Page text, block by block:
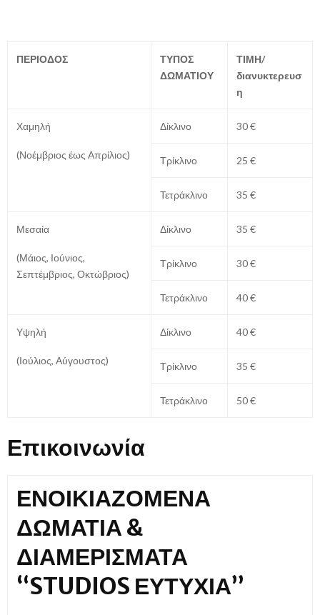
ΠΕΡΙΟΔΟΣ
ΤΥΠΟΣ
ΔΩΜΑΤΙΟΥ
ΤΙΜΗ/
διανυκτερευσ
η
Χαμηλή
(Νοέμβριος έως Απρίλιος)
Δίκλινο 30 €
Τρίκλινο 25 €
Τετράκλινο 35 €
Μεσαία
(Μάιος, Ιούνιος,
Σεπτέμβριος, Οκτώβριος)
Δίκλινο 35 €
Τρίκλινο 30 €
Τετράκλινο 40 €
Υψηλή
(Ιούλιος, Αύγουστος)
Δίκλινο 40 €
Τρίκλινο 35 €
Τετράκλινο 50 €
Επικοινωνία
ΕΝΟΙΚΙΑΖΟΜΕΝΑ
ΔΩΜΑΤΙΑ &
ΔΙΑΜΕΡΙΣΜΑΤΑ
“STUDIOS ΕΥΤΥΧΙΑ”